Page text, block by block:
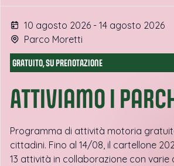
10 agosto 2026 - 14 agosto 2026
Parco Moretti
GRATUITO, SU PRENOTAZIONE
ATTIVIamo i
Programma di attività motoria
cittadini. Fino al 14/08, il cartellone
13 attività in collaborazione con varie